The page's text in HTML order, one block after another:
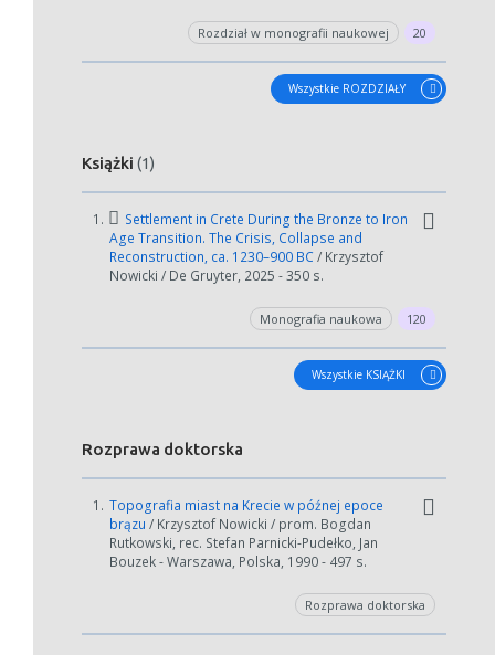
Jeśli generowanie trwa zbyt długo można ograniczyć dane np.
zmniejszając zakres lat.
Rozdział w monografii naukowej 20
Wszystkie ROZDZIAŁY
Książki (1)
1.
Settlement in Crete During the Bronze to Iron
Age Transition. The Crisis, Collapse and
Reconstruction, ca. 1230–900 BC/ Krzysztof
Nowicki / De Gruyter, 2025 - 350 s.
Monografia naukowa 120
Wszystkie KSIĄŻKI
Rozprawa doktorska
1. Topografia miast na Krecie w późnej epoce
brązu / Krzysztof Nowicki / prom. Bogdan
Rutkowski, rec. Stefan Parnicki-Pudełko, Jan
Bouzek - Warszawa, Polska, 1990 - 497 s.
Rozprawa doktorska